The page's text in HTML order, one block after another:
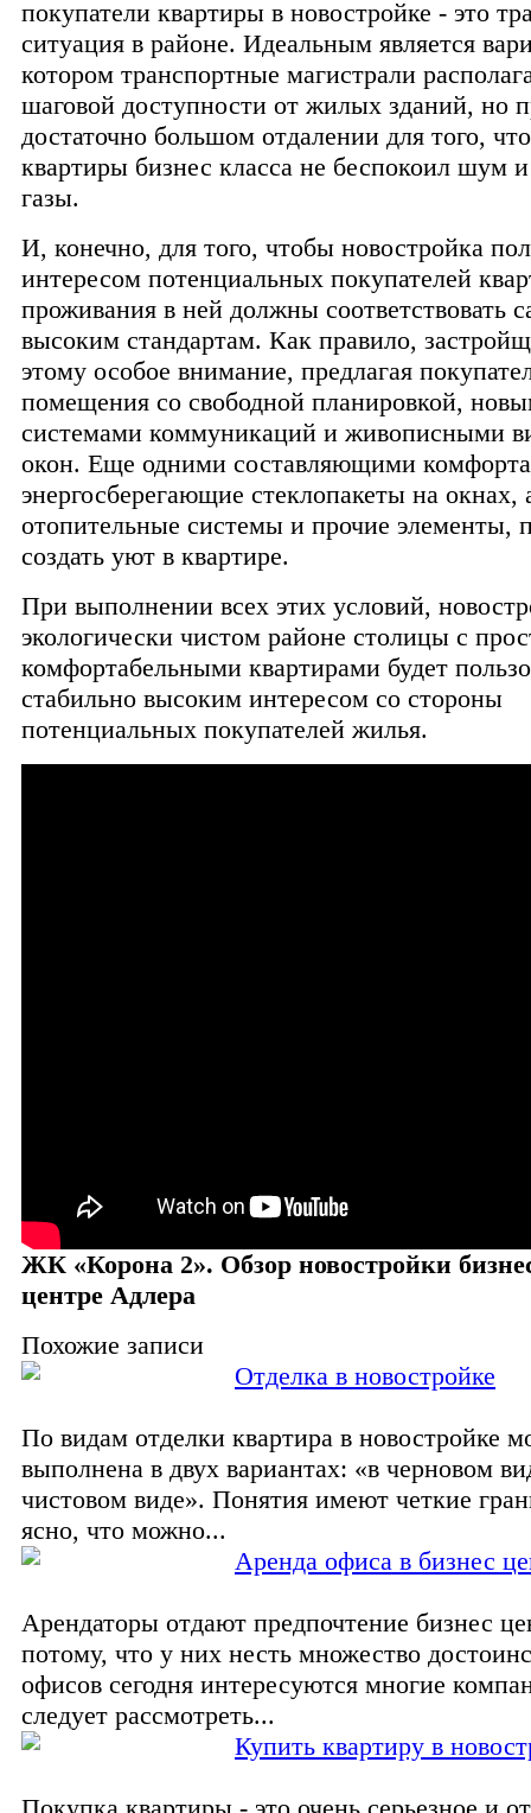
покупатели квартиры в новостройке - это
ситуация в районе. Идеальным является
котором транспортные магистрали
шаговой доступности от жилых зданий, но
достаточно большом отдалении для того,
квартиры бизнес класса не беспокоил шум
газы.
И, конечно, для того, чтобы новостройка
интересом потенциальных покупателей
проживания в ней должны соответствовать
высоким стандартам. Как правило,
этому особое внимание, предлагая
помещения со свободной планировкой,
системами коммуникаций и живописными
окон. Еще одними составляющими комфорта
энергосберегающие стеклопакеты на окнах,
отопительные системы и прочие элементы,
создать уют в квартире.
При выполнении всех этих условий,
экологически чистом районе столицы с
комфортабельными квартирами будет
стабильно высоким интересом со стороны
потенциальных покупателей жилья.
ЖК «Корона 2». Обзор новостройки
центре Адлера
Похожие записи
Отделка в новостройке
По видам отделки квартира в новостройке
выполнена в двух вариантах: «в черновом
чистовом виде». Понятия имеют четкие
ясно, что можно...
Аренда офиса в бизнес
Арендаторы отдают предпочтение бизнес
потому, что у них несть множество
офисов сегодня интересуются многие
следует рассмотреть...
Купить квартиру в